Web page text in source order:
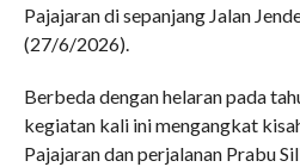
Pajajaran di sepanjang Jalan
(27/6/2026).
Berbeda dengan helaran pada
kegiatan kali ini mengangkat
Pajajaran dan perjalanan Prabu